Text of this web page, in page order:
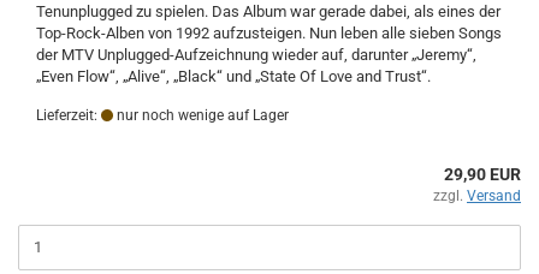
Tenunplugged zu spielen. Das Album war gerade dabei, als eines der
Top-Rock-Alben von 1992 aufzusteigen. Nun leben alle sieben Songs
der MTV Unplugged-Aufzeichnung wieder auf, darunter „Jeremy“,
„Even Flow“, „Alive“, „Black“ und „State Of Love and Trust“.
Lieferzeit: nur noch wenige auf Lager
29,90 EUR
zzgl. Versand